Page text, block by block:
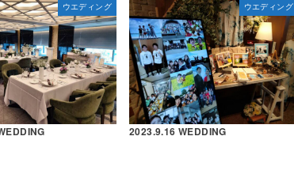
ウエディング ウエディング
2023.9.16 WEDDING